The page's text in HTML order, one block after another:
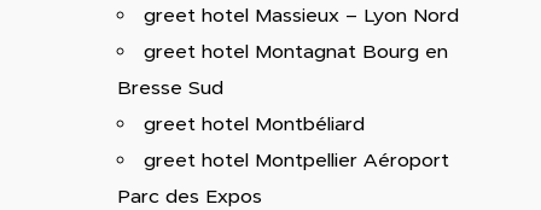
greet hotel Massieux – Lyon Nord
greet hotel Montagnat Bourg en
Bresse Sud
greet hotel Montbéliard
greet hotel Montpellier Aéroport
Parc des Expos